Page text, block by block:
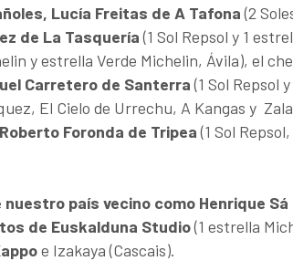
Lucía Freitas de A Tafona(2
de La Tasquería(1 Sol Repsol y 1
y estrella Verde Michelin, Ávila), el
Carretero de Santerra(1 Sol Repsol
El Cielo de Urrechu, A Kangas y
Roberto Foronda de Tripea(1 Sol
país vecino como Henrique
de Euskalduna Studio(1 estrella
e Izakaya (Cascais).